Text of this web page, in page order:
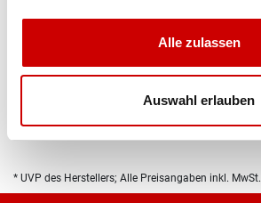
Alle zulassen
Auswahl erlauben
Eigenschaften
* UVP des Herstellers; Alle Preisangaben inkl. MwSt.